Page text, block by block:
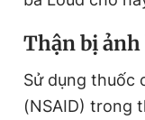
Thận bị
Sử dụng thuốc
(NSAID) trong